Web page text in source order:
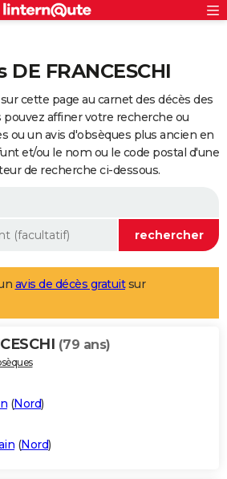
FRANCESCHI
cette page au carnet des décès des
pouvez affiner votre recherche ou
ou un avis d'obsèques plus ancien en
et/ou le nom ou le code postal d'une
de recherche ci-dessous.
avis de décès gratuitsur
(79 ans)
(Nord)
(Nord)